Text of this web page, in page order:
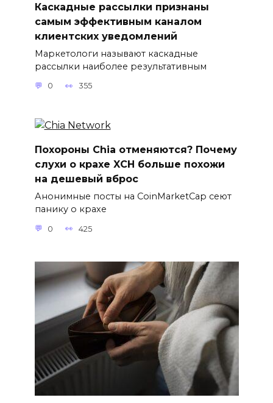
Каскадные рассылки признаны
самым эффективным каналом
клиентских уведомлений
Маркетологи называют каскадные
рассылки наиболее результативным
0 355
Похороны Chia отменяются? Почему
слухи о крахе XCH больше похожи
на дешевый вброс
Анонимные посты на CoinMarketCap сеют
панику о крахе
0 425